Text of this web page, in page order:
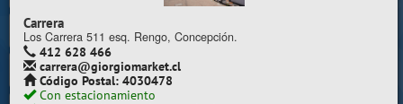
Preguntas Frecuentes
Sugererir productos
Carrera
Los Carrera 511 esq. Rengo, Concepción.
412 628 466
carrera@giorgiomarket.cl
Código Postal: 4030478
Con estacionamiento